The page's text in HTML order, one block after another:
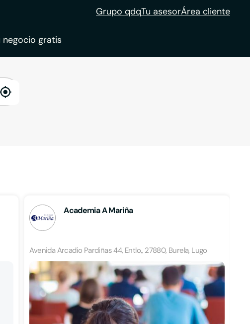
Grupo qdqTu asesorÁrea cliente
negocio gratis
enable
Academia A Mariña
Avenida Arcadio Pardiñas 44, Entlo., 27880, Burela, Lugo